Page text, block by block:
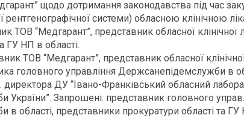
щодо дотримання законодавства під час
системи) обласною клінічною
ТОВ “Медгарант”, представник обласної клінічної
ГУ НП в області.
ТОВ “Медгарант”, представник обласної клінічної
головного управління Держсанепідемслужби в
директора ДУ “Івано-Франківський обласний
Запрошені: представник головного
області, представники прокуратури області та ГУ